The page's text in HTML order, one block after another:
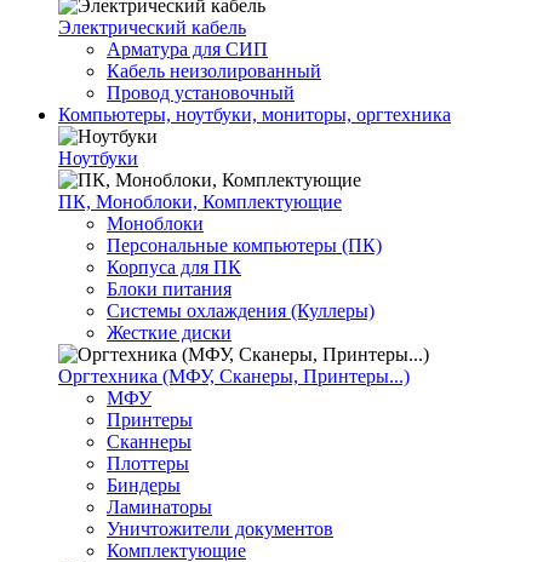
Электрический кабель
Арматура для СИП
Кабель неизолированный
Провод установочный
Компьютеры, ноутбуки, мониторы, оргтехника
Ноутбуки
ПК, Моноблоки, Комплектующие
Моноблоки
Персональные компьютеры (ПК)
Корпуса для ПК
Блоки питания
Системы охлаждения (Куллеры)
Жесткие диски
Оргтехника (МФУ, Сканеры, Принтеры...)
МФУ
Принтеры
Сканнеры
Плоттеры
Биндеры
Ламинаторы
Уничтожители документов
Комплектующие